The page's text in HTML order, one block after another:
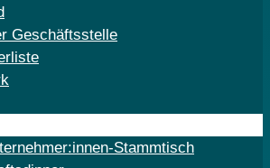
Geschäftsstelle
Stammtisch